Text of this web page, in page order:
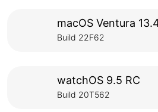
macOS Ventura
Build 22F62
watchOS 9.5 RC
Build 20T562